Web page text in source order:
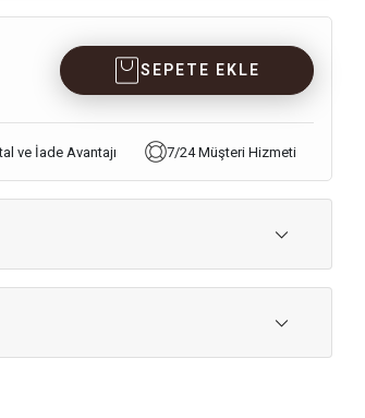
SEPETE EKLE
ve İade Avantajı 7/24 Müşteri Hizmeti